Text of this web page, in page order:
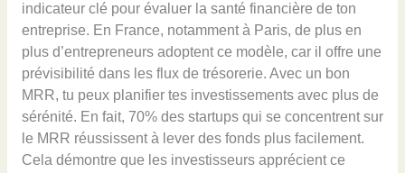
indicateur clé pour évaluer la santé financière de ton
entreprise. En France, notamment à Paris, de plus en
plus d’entrepreneurs adoptent ce modèle, car il offre une
prévisibilité dans les flux de trésorerie. Avec un bon
MRR, tu peux planifier tes investissements avec plus de
sérénité. En fait, 70% des startups qui se concentrent sur
le MRR réussissent à lever des fonds plus facilement.
Cela démontre que les investisseurs apprécient ce